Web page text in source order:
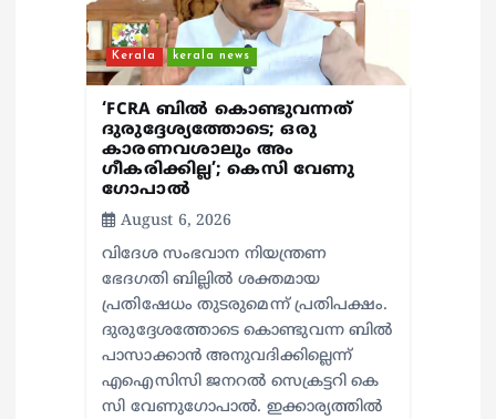
Kerala kerala news
‘FCRA ബിൽ കൊണ്ടുവന്നത്
ദുരുദ്ദേശ്യത്തോടെ; ഒരു
കാരണവശാലും അം​
ഗീകരിക്കില്ല’; കെസി വേണു​
ഗോപാൽ
August 6, 2026
വിദേശ സംഭവാന നിയന്ത്രണ
ഭേദഗതി ബില്ലിൽ ശക്തമായ
പ്രതിഷേധം തുടരുമെന്ന് പ്രതിപക്ഷം.
ദുരുദ്ദേശത്തോടെ കൊണ്ടുവന്ന ബിൽ
പാസാക്കാൻ അനുവദിക്കില്ലെന്ന്
എഐസിസി ജനറൽ സെക്രട്ടറി കെ
സി വേണുഗോപാൽ. ഇക്കാര്യത്തിൽ